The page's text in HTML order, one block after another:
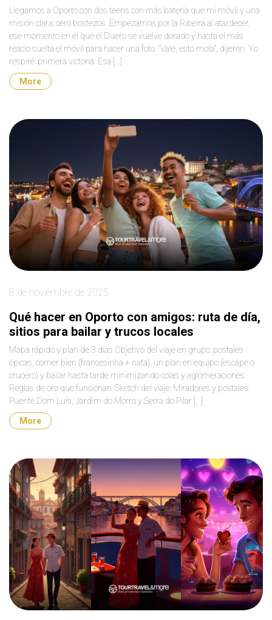
Llegamos a Oporto con dos teens con más batería que mi móvil y una
misión clara: cero bostezos. Empezamos por la Ribeira al atardecer,
ese momento en el que el Duero se vuelve dorado y hasta el más
reacio suelta el móvil para hacer una foto. “Vale, esto mola”, dijeron. Yo
respiré: primera victoria. Esa […]
More
8 de noviembre de 2025
Qué hacer en Oporto con amigos: ruta de día,
sitios para bailar y trucos locales
Mapa rápido y plan de 3 días Objetivo del viaje en grupo: postales
épicas, comer bien (francesinha + nata), un plan en equipo (escape o
crucero) y bailar hasta tarde minimizando colas y aglomeraciones.
Reglas de oro que funcionan: Sketch del viaje: Miradores y postales:
Puente Dom Luís, Jardim do Morro y Serra do Pilar […]
More